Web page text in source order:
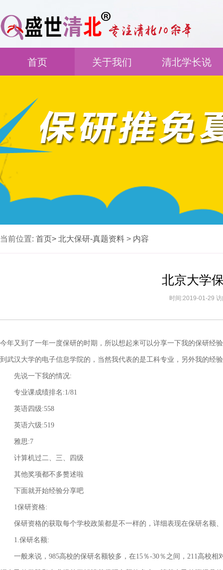
首页 关于我们 清北学长说
当前位置: 首页> 北大保研-真题资料 > 内容
北京大学
时间:2019-01-29
今年又到了一年一度保研的时期，所以想起来可以分享一下我的保研经
到武汉大学的电子信息学院的，当然我代表的是工科专业，另外我的经
先说一下我的情况:
专业课成绩排名:1/81
英语四级:558
英语六级:519
雅思:7
计算机过二、三、四级
其他奖项都不多赘述啦
下面就开始经验分享吧
1保研资格:
保研资格的获取每个学校政策都是不一样的，详细表现在保研名额
1.保研名额:
一般来说，985高校的保研名额较多，在15％-30％之间，211高校相